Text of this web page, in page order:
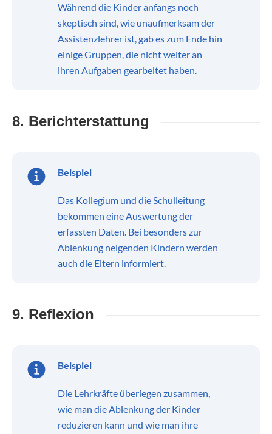
Während die Kinder anfangs noch
skeptisch sind, wie unaufmerksam der
Assistenzlehrer ist, gab es zum Ende hin
einige Gruppen, die nicht weiter an
ihren Aufgaben gearbeitet haben.
8. Berichterstattung
Beispiel
Das Kollegium und die Schulleitung
bekommen eine Auswertung der
erfassten Daten. Bei besonders zur
Ablenkung neigenden Kindern werden
auch die Eltern informiert.
9. Reflexion
Beispiel
Die Lehrkräfte überlegen zusammen,
wie man die Ablenkung der Kinder
reduzieren kann und wie man ihre